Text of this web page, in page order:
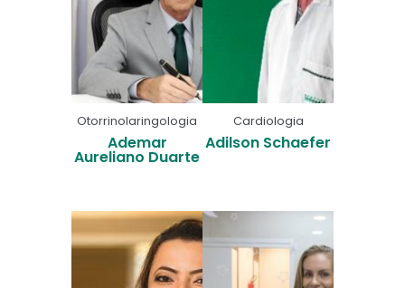
Otorrinolaringologia
Ademar
Aureliano Duarte
Cardiologia
Adilson Schaefer